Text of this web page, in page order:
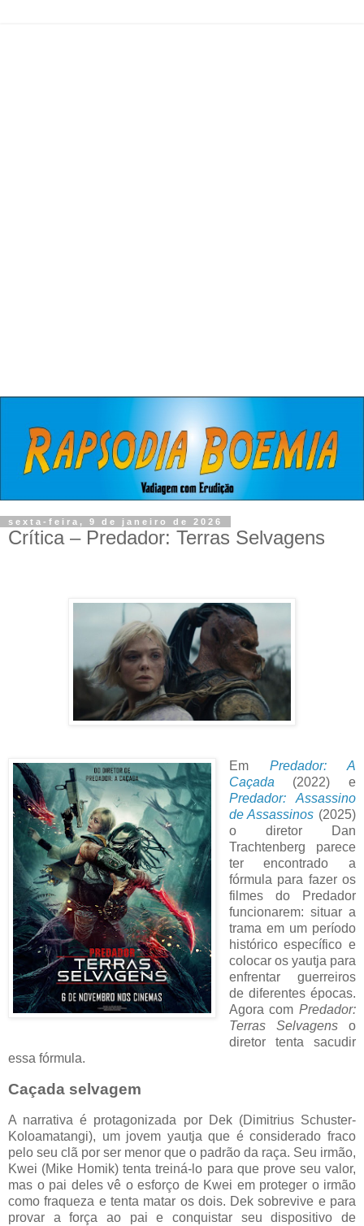
sexta-feira, 9 de janeiro de 2026
Crítica – Predador: Terras Selvagens
Em Predador: A
Caçada
(2022) e
Predador: Assassino
de Assassinos (2025)
o diretor Dan
Trachtenberg parece
ter encontrado a
fórmula para fazer os
filmes do Predador
funcionarem: situar a
trama em um período
histórico específico e
colocar os yautja para
enfrentar guerreiros
de diferentes épocas.
Agora com Predador:
Terras Selvagenso
diretor tenta sacudir
essa fórmula.
Caçada selvagem
A narrativa é protagonizada por Dek (Dimitrius Schuster-
Koloamatangi), um jovem yautja que é considerado fraco
pelo seu clã por ser menor que o padrão da raça. Seu irmão,
Kwei (Mike Homik) tenta treiná-lo para que prove seu valor,
mas o pai deles vê o esforço de Kwei em proteger o irmão
como fraqueza e tenta matar os dois. Dek sobrevive e para
provar a força ao pai e conquistar seu dispositivo de